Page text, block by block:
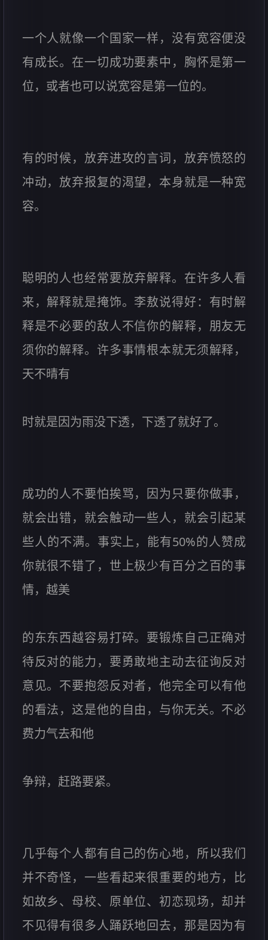
一个人就像一个国家一样，没有宽容便没
有成长。在一切成功要素中，胸怀是第一
位，或者也可以说宽容是第一位的。
有的时候，放弃进攻的言词，放弃愤怒的
冲动，放弃报复的渴望，本身就是一种宽
容。
聪明的人也经常要放弃解释。在许多人看
来，解释就是掩饰。李敖说得好：有时解
释是不必要的敌人不信你的解释，朋友无
须你的解释。许多事情根本就无须解释，
天不晴有
时就是因为雨没下透，下透了就好了。
成功的人不要怕挨骂，因为只要你做事，
就会出错，就会触动一些人，就会引起某
些人的不满。事实上，能有50%的人赞成
你就很不错了，世上极少有百分之百的事
情，越美
的东东西越容易打碎。要锻炼自己正确对
待反对的能力，要勇敢地主动去征询反对
意见。不要抱怨反对者，他完全可以有他
的看法，这是他的自由，与你无关。不必
费力气去和他
争辩，赶路要紧。
几乎每个人都有自己的伤心地，所以我们
并不奇怪，一些看起来很重要的地方，比
如故乡、母校、原单位、初恋现场，却并
不见得有很多人踊跃地回去，那是因为有